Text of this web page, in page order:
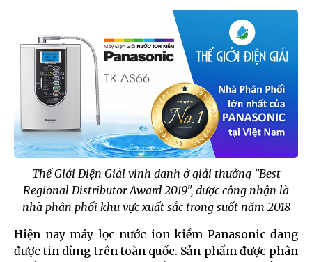
Thế Giới Điện Giải vinh danh ở giải thưởng "Best
Regional Distributor Award 2019", được công nhận là
nhà phân phối khu vực xuất sắc trong suốt năm 2018
Hiện nay máy lọc nước ion kiềm Panasonic đang
được tin dùng trên toàn quốc. Sản phẩm được phân